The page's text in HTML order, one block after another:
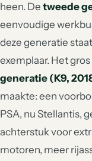
heen. De tweede
eenvoudige
deze generatie
exemplaar. Het
generatie (K9,
maakte: een
PSA, nu Stellantis,
achterstuk voor
motoren, meer